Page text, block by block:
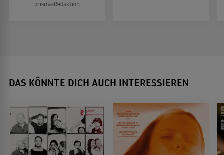
prisma-Redaktion
DAS KÖNNTE DICH AUCH INTERESSIEREN